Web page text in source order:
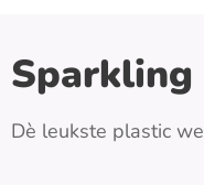
Dè leukste plastic